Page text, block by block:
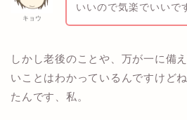
キョウ
いいので気楽でいいで
しかし老後のことや、万が一に備
いことはわかっているんですけど
たんです、私。